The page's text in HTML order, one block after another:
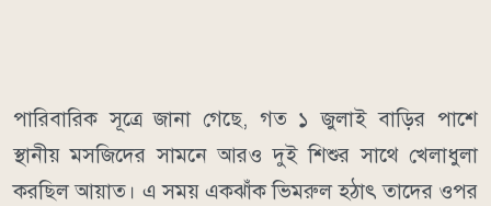
পারিবারিক সূত্রে জানা গেছে, গত ১ জুলাই বাড়ির পাশে
স্থানীয় মসজিদের সামনে আরও দুই শিশুর সাথে খেলাধুলা
করছিল আয়াত। এ সময় একঝাঁক ভিমরুল হঠাৎ তাদের ওপর